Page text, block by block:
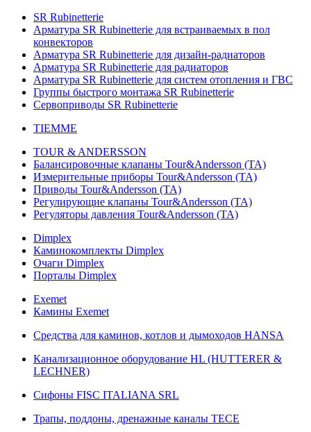
SR Rubinetterie
Арматура SR Rubinetterie для встраиваемых в пол
конвекторов
Арматура SR Rubinetterie для дизайн-радиаторов
Арматура SR Rubinetterie для радиаторов
Арматура SR Rubinetterie для систем отопления и ГВС
Группы быстрого монтажа SR Rubinetterie
Сервоприводы SR Rubinetterie
TIEMME
TOUR & ANDERSSON
Балансировочные клапаны Tour&Andersson (TA)
Измерительные приборы Tour&Andersson (TA)
Приводы Tour&Andersson (TA)
Регулирующие клапаны Tour&Andersson (TA)
Регуляторы давления Tour&Andersson (TA)
Dimplex
Каминокомплекты Dimplex
Очаги Dimplex
Порталы Dimplex
Exemet
Камины Exemet
Средства для каминов, котлов и дымоходов HANSA
Канализационное оборудование HL (HUTTERER &
LECHNER)
Сифоны FISC ITALIANA SRL
Трапы, поддоны, дренажные каналы TECE